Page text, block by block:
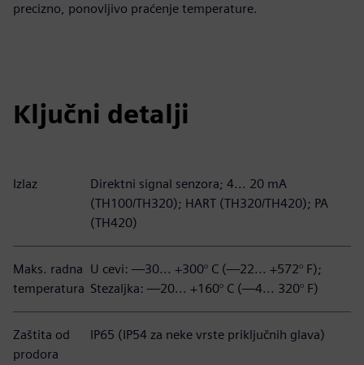
precizno, ponovljivo praćenje temperature.
Ključni detalji
Izlaz
Direktni signal senzora; 4... 20 mA
(TH100/TH320); HART (TH320/TH420); PA
(TH420)
Maks. radna
temperatura
U cevi: —30... +300° C (—22... +572° F);
Stezaljka: —20... +160° C (—4... 320° F)
Zaštita od
prodora
IP65 (IP54 za neke vrste priključnih glava)